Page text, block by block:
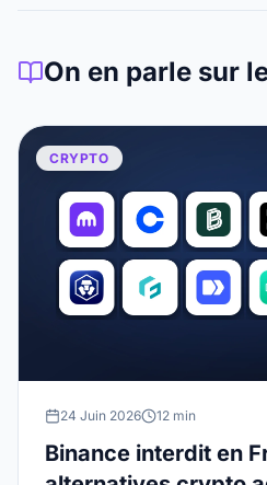
On en parle sur
CRYPTO
24 Juin 2026 12 min
Binance interdit en